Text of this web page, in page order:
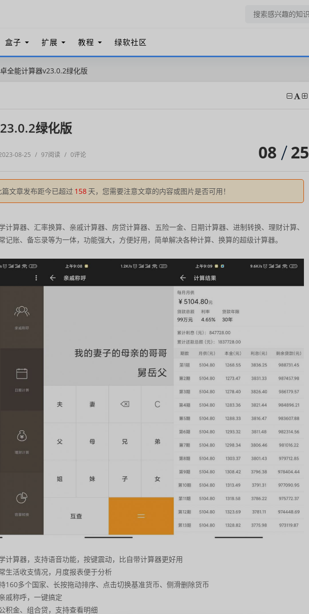
盒子 扩展 教程 绿软社区
全能计算器v23.0.2绿化版
绿化版
08-25 / 97阅读 / 0评论 08 25
篇文章发布距今已超过 158 天，您需要注意文章的内容或图片是否可用！
计算器、汇率换算、亲戚计算器、房贷计算器、五险一金、日期计算器、进制转换、理财计算、
记账、备忘录等为一体，功能强大，方便好用，简单解决各种计算、换算的超级计算器。
计算器，支持语音功能，按键震动，比自带计算器更好用
生活收支情况，月度报表便于分析
160多个国家、长按拖动排序、点击切换基准货币、侧滑删除货币
戚称呼，一键搞定
积金、组合贷，支持查看明细